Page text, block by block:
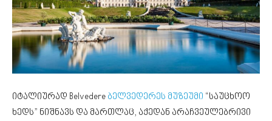
იტალიურად Belvedere ბელვედერეს მუზეუმი “საუცხოო
ხედს” ნიშნავს და მართლაც, აქედან არაჩვეულებრივი